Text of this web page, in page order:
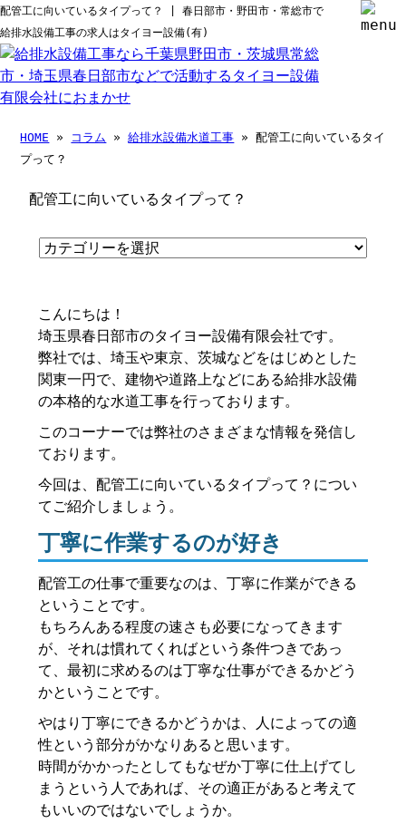
配管工に向いているタイプって？ | 春日部市・野田市・常総市で
給排水設備工事の求人はタイヨー設備(有)
HOME » コラム »給排水設備水道工事 » 配管工に向いているタイ
プって？
配管工に向いているタイプって？
こんにちは！
埼玉県春日部市のタイヨー設備有限会社です。
弊社では、埼玉や東京、茨城などをはじめとした
関東一円で、建物や道路上などにある給排水設備
の本格的な水道工事を行っております。
このコーナーでは弊社のさまざまな情報を発信し
ております。
今回は、配管工に向いているタイプって？につい
てご紹介しましょう。
丁寧に作業するのが好き
配管工の仕事で重要なのは、丁寧に作業ができる
ということです。
もちろんある程度の速さも必要になってきます
が、それは慣れてくればという条件つきであっ
て、最初に求めるのは丁寧な仕事ができるかどう
かということです。
やはり丁寧にできるかどうかは、人によっての適
性という部分がかなりあると思います。
時間がかかったとしてもなぜか丁寧に仕上げてし
まうという人であれば、その適正があると考えて
もいいのではないでしょうか。